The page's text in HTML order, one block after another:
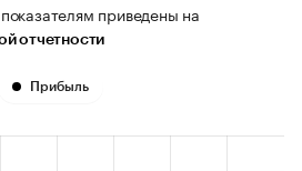
приведены на
отчетности
Прибыль